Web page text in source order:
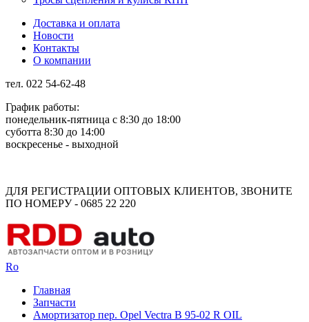
Доставка и оплата
Новости
Контакты
О компании
тел. 022 54-62-48
График работы:
понедельник-пятница с 8:30 до 18:00
суботта 8:30 до 14:00
воскресенье - выходной
ДЛЯ РЕГИСТРАЦИИ ОПТОВЫХ КЛИЕНТОВ, ЗВОНИТЕ
ПО НОМЕРУ - 0685 22 220
Ro
Главная
Запчасти
Амортизатор пер. Opel Vectra B 95-02 R OIL